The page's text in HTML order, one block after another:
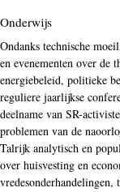
Onderwijs
Ondanks technische
en evenementen over de
energiebeleid, politieke
reguliere jaarlijkse
deelname van SR-
problemen van de
Talrijk analytisch en
over huisvesting en